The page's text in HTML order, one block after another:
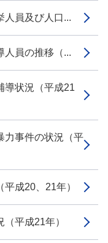
員及び人口...
員の推移（...
状況（平成21
事件の状況（平
成20、21年）
平成21年）